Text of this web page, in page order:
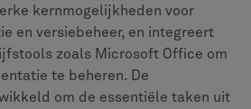
gebruikerservaring